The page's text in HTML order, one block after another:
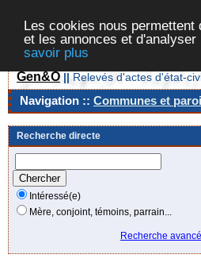
Les cookies nous
et les annonces et
savoir plus
Gen&O || Relevés d'actes d'état-
Navigation :: Communes et
Recherche directe
Intéressé(e)
Mère, conjoint, témoins, parrain...
Recherche